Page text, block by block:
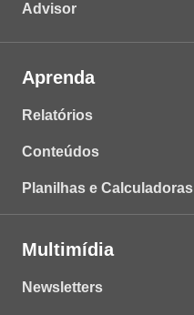
Advisor
Aprenda
Relatórios
Conteúdos
Planilhas e Calculadoras
Multimídia
Newsletters